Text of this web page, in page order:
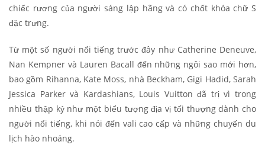
chiếc rương của người sáng lập hãng và có chốt khóa chữ S
đặc trưng.
Từ một số người nổi tiếng trước đây như Catherine Deneuve,
Nan Kempner và Lauren Bacall đến những ngôi sao mới hơn,
bao gồm Rihanna, Kate Moss, nhà Beckham, Gigi Hadid, Sarah
Jessica Parker và Kardashians, Louis Vuitton đã trị vì trong
nhiều thập kỷ như một biểu tượng địa vị tối thượng dành cho
người nổi tiếng, khi nói đến vali cao cấp và những chuyến du
lịch hào nhoáng.